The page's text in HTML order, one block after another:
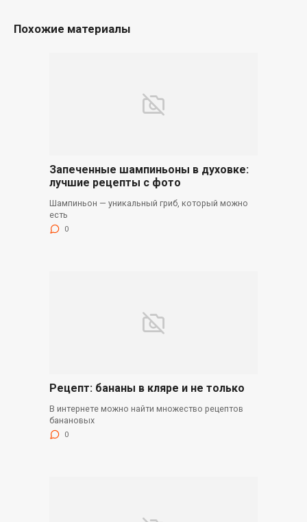
Похожие материалы
Запеченные шампиньоны в духовке:
лучшие рецепты с фото
Шампиньон — уникальный гриб, который можно
есть
0
Рецепт: бананы в кляре и не только
В интернете можно найти множество рецептов
банановых
0